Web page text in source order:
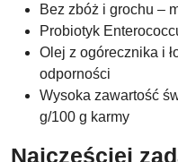
Bez zbóż i grochu –
Probiotyk
Olej z ogórecznika i
odporności
Wysoka zawartość
g/100 g karmy
Najczęściej